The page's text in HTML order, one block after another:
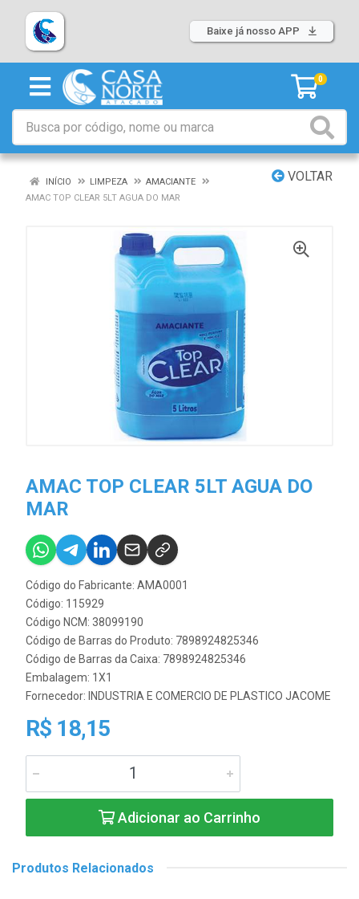
Baixe já nosso APP
0
VOLTAR
INÍCIO LIMPEZA
AMACIANTE
AMAC TOP CLEAR 5LT AGUA DO MAR
AMAC TOP CLEAR 5LT AGUA DO
MAR
Código do Fabricante: AMA0001
Código: 115929
Código NCM: 38099190
Código de Barras do Produto: 7898924825346
Código de Barras da Caixa: 7898924825346
Embalagem: 1X1
Fornecedor: INDUSTRIA E COMERCIO DE PLASTICO JACOME
R$ 18,15
Adicionar ao Carrinho
Produtos Relacionados